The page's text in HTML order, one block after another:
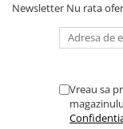
Newsletter Nu rata
Vreau sa